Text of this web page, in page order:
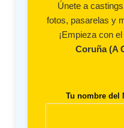
Únete a
fotos, pasarelas y
¡Empieza con el
Coruña (A
Tu nombre del